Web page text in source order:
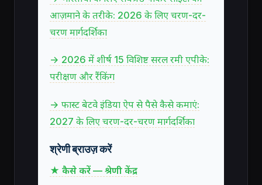
आज़माने के तरीके: 2026 के लिए चरण-दर-
चरण मार्गदर्शिका
→ 2026 में शीर्ष 15 विशिष्ट सरल रमी एपीके:
परीक्षण और रैंकिंग
→ फास्ट बेटवे इंडिया ऐप से पैसे कैसे कमाएं:
2027 के लिए चरण-दर-चरण मार्गदर्शिका
श्रेणी ब्राउज़ करें
★ कैसे करें — श्रेणी केंद्र